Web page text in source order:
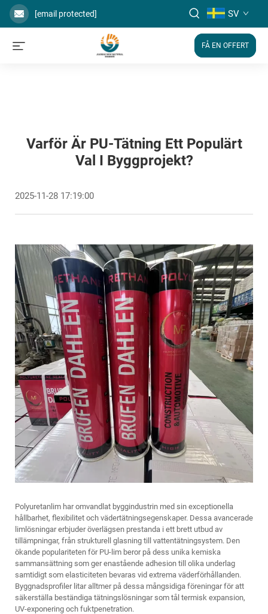
[email protected] SV
FÅ EN OFFERT
Varför Är PU-Tätning Ett Populärt
Val I Byggprojekt?
2025-11-28 17:19:00
Polyuretanlim har omvandlat byggindustrin med sin exceptionella
hållbarhet, flexibilitet och vädertätningsegenskaper. Dessa avancerade
limlösningar erbjuder överlägsen prestanda i ett brett utbud av
tillämpningar, från strukturell glasning till vattentätningsystem. Den
ökande populariteten för PU-lim beror på dess unika kemiska
sammansättning som ger enastående adhesion till olika underlag
samtidigt som elasticiteten bevaras vid extrema väderförhållanden.
Byggnadsprofiler litar alltmer på dessa mångsidiga föreningar för att
säkerställa beständiga tätningslösningar som tål termisk expansion,
UV-exponering och fuktpenetration.